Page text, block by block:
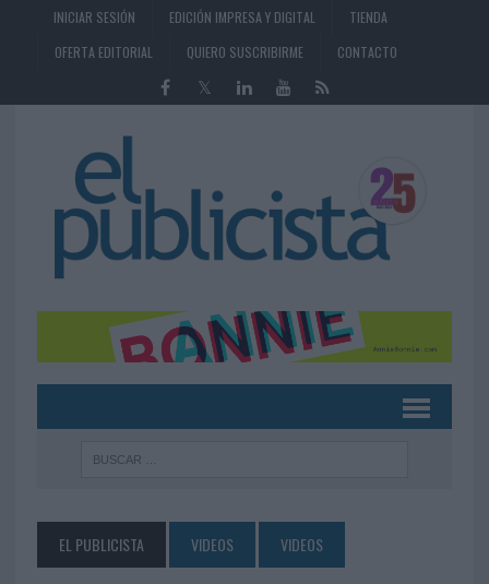
INICIAR SESIÓN EDICIÓN IMPRESA Y DIGITAL
TIENDA
OFERTA EDITORIAL
QUIERO SUSCRIBIRME CONTACTO
EL PUBLICISTA VIDEOS VIDEOS